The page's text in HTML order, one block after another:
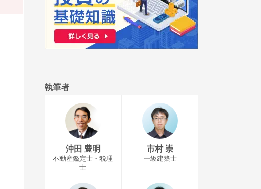
執筆者
沖田 豊明
不動産鑑定士・税理
士
市村 崇
一級建築士